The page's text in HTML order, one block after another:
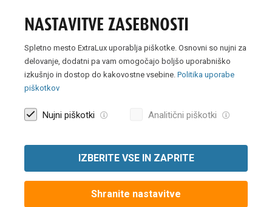
Vse slike so simbolične. Vse cene v spletni trgovini Extra Lux so
prikazane brez DDV-ja.
NASTAVITVE ZASEBNOSTI
Spletno mesto ExtraLux uporablja piškotke. Osnovni so nujni za
delovanje, dodatni pa vam omogočajo boljšo uporabniško
izkušnjo in dostop do kakovostne vsebine. Politika uporabe
piškotkov
Nujni piškotki Analitični piškotki
IZBERITE VSE IN ZAPRITE
Shranite nastavitve